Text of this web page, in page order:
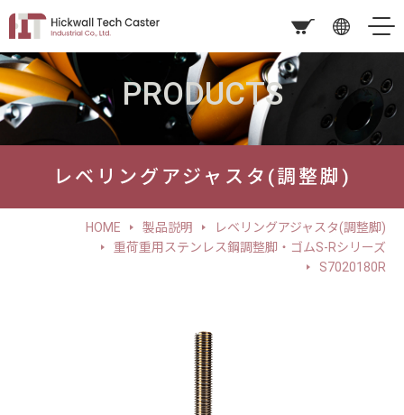
PRODUCTS
レベリングアジャスタ(調整脚)
HOME 製品説明
レベリングアジャスタ(調整脚)
重荷重用ステンレス鋼調整脚・ゴムS-Rシリーズ
S7020180R